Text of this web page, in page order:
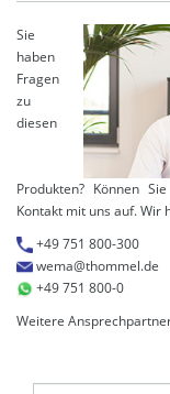
Sie
haben
Fragen
zu
diesen
Produkten? Können
Kontakt mit uns auf. Wir
+49 751 800-300
wema@thommel.de
+49 751 800-0
Weitere